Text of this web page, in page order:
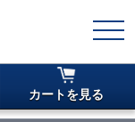
カートを見る